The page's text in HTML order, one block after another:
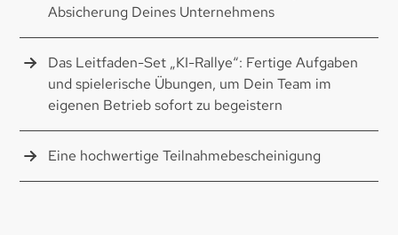
Absicherung Deines Unternehmens
Das Leitfaden-Set „KI-Rallye“: Fertige Aufgaben
und spielerische Übungen, um Dein Team im
eigenen Betrieb sofort zu begeistern
Eine hochwertige Teilnahmebescheinigung